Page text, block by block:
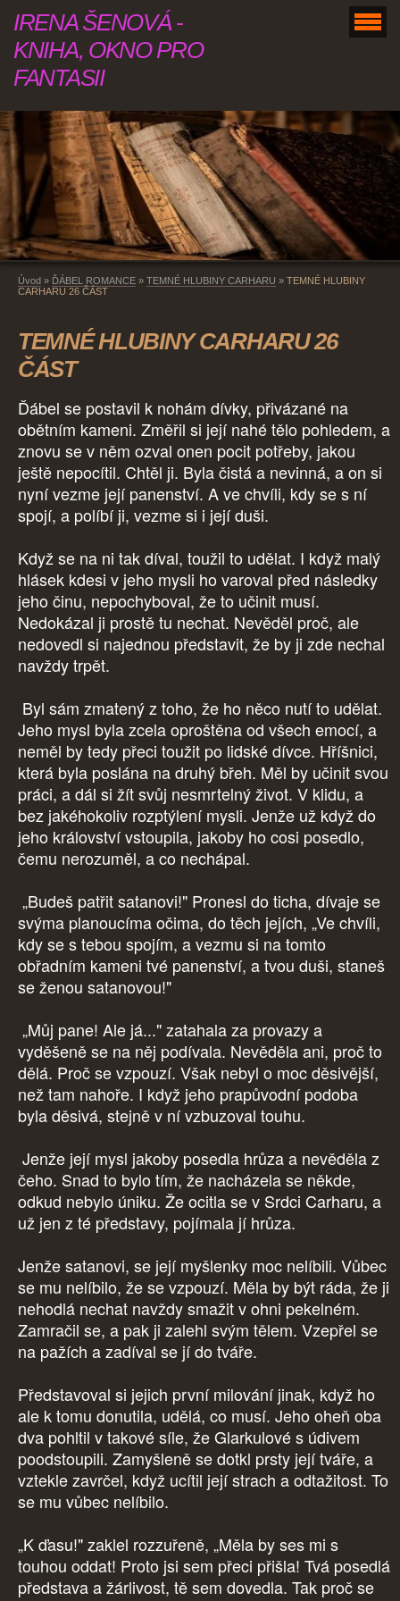
IRENA ŠENOVÁ -
KNIHA, OKNO PRO
FANTASII
Úvod » ĎÁBEL ROMANCE » TEMNÉ HLUBINY CARHARU » TEMNÉ HLUBINY
CARHARU 26 ČÁST
TEMNÉ HLUBINY CARHARU 26
ČÁST
Ďábel se postavil k nohám dívky, přivázané na
obětním kameni. Změřil si její nahé tělo pohledem, a
znovu se v něm ozval onen pocit potřeby, jakou
ještě nepocítil. Chtěl ji. Byla čistá a nevinná, a on si
nyní vezme její panenství. A ve chvíli, kdy se s ní
spojí, a políbí ji, vezme si i její duši.
Když se na ni tak díval, toužil to udělat. I když malý
hlásek kdesi v jeho mysli ho varoval před následky
jeho činu, nepochyboval, že to učinit musí.
Nedokázal ji prostě tu nechat. Nevěděl proč, ale
nedovedl si najednou představit, že by ji zde nechal
navždy trpět.
Byl sám zmatený z toho, že ho něco nutí to udělat.
Jeho mysl byla zcela oproštěna od všech emocí, a
neměl by tedy přeci toužit po lidské dívce. Hříšnici,
která byla poslána na druhý břeh. Měl by učinit svou
práci, a dál si žít svůj nesmrtelný život. V klidu, a
bez jakéhokoliv rozptýlení mysli. Jenže už když do
jeho království vstoupila, jakoby ho cosi posedlo,
čemu nerozuměl, a co nechápal.
„Budeš patřit satanovi!" Pronesl do ticha, dívaje se
svýma planoucíma očima, do těch jejích, „Ve chvíli,
kdy se s tebou spojím, a vezmu si na tomto
obřadním kameni tvé panenství, a tvou duši, staneš
se ženou satanovou!"
„Můj pane! Ale já..." zatahala za provazy a
vyděšeně se na něj podívala. Nevěděla ani, proč to
dělá. Proč se vzpouzí. Však nebyl o moc děsivější,
než tam nahoře. I když jeho prapůvodní podoba
byla děsivá, stejně v ní vzbuzoval touhu.
Jenže její mysl jakoby posedla hrůza a nevěděla z
čeho. Snad to bylo tím, že nacházela se někde,
odkud nebylo úniku. Že ocitla se v Srdci Carharu, a
už jen z té představy, pojímala jí hrůza.
Jenže satanovi, se její myšlenky moc nelíbili. Vůbec
se mu nelíbilo, že se vzpouzí. Měla by být ráda, že ji
nehodlá nechat navždy smažit v ohni pekelném.
Zamračil se, a pak ji zalehl svým tělem. Vzepřel se
na pažích a zadíval se jí do tváře.
Představoval si jejich první milování jinak, když ho
ale k tomu donutila, udělá, co musí. Jeho oheň oba
dva pohltil v takové síle, že Glarkulové s údivem
poodstoupili. Zamyšleně se dotkl prsty její tváře, a
vztekle zavrčel, když ucítil její strach a odtažitost. To
se mu vůbec nelíbilo.
„K ďasu!" zaklel rozzuřeně, „Měla by ses mi s
touhou oddat! Proto jsi sem přeci přišla! Tvá posedlá
představa a žárlivost, tě sem dovedla. Tak proč se